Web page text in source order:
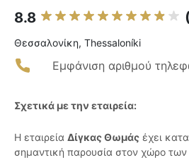
8.8
Θεσσαλονίκη, Thessaloníki
Εμφάνιση αριθμού
Σχετικά με την εταιρεία:
Η εταιρεία Δίγκας Θωμάς έχει
σημαντική παρουσία στον χώρο